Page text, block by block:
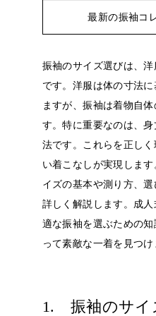
最新の振袖コ
振袖のサイズ選びは、
です。洋服は体の寸法
ますが、振袖は着物自
す。特に重要なのは、
法です。これらを正し
い着こなしが実現します
イズの基本や測り方、
詳しく解説します。成
適な振袖を選ぶための
って素敵な一着を見つけ
1. 振袖のサイ